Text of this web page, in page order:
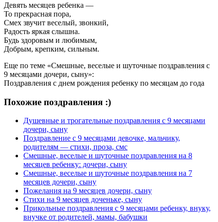
Девять месяцев ребенка —
То прекрасная пора,
Смех звучит веселый, звонкий,
Радость яркая слышна.
Будь здоровым и любимым,
Добрым, крепким, сильным.
Еще по теме «Смешные, веселые и шуточные поздравления с
9 месяцами дочери, сыну»:
Поздравления с днем рождения ребенку по месяцам до года
Похожие поздравления :)
Душевные и трогательные поздравления с 9 месяцами
дочери, сыну
Поздравление с 9 месяцами девочке, мальчику,
родителям — стихи, проза, смс
Смешные, веселые и шуточные поздравления на 8
месяцев ребенку: дочери, сыну
Смешные, веселые и шуточные поздравления на 7
месяцев дочери, сыну
Пожелания на 9 месяцев дочери, сыну
Стихи на 9 месяцев доченьке, сыну
Прикольные поздравления с 9 месяцами ребенку, внуку,
внучке от родителей, мамы, бабушки